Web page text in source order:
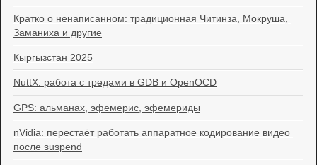
Кратко о ненаписанном: традиционная Читинза, Мокруша,
Заманиха и другие
Кыргызстан 2025
NuttX: работа с тредами в GDB и OpenOCD
GPS: альманах, эфемерис, эфемериды
nVidia: перестаёт работать аппаратное кодирование видео
после suspend